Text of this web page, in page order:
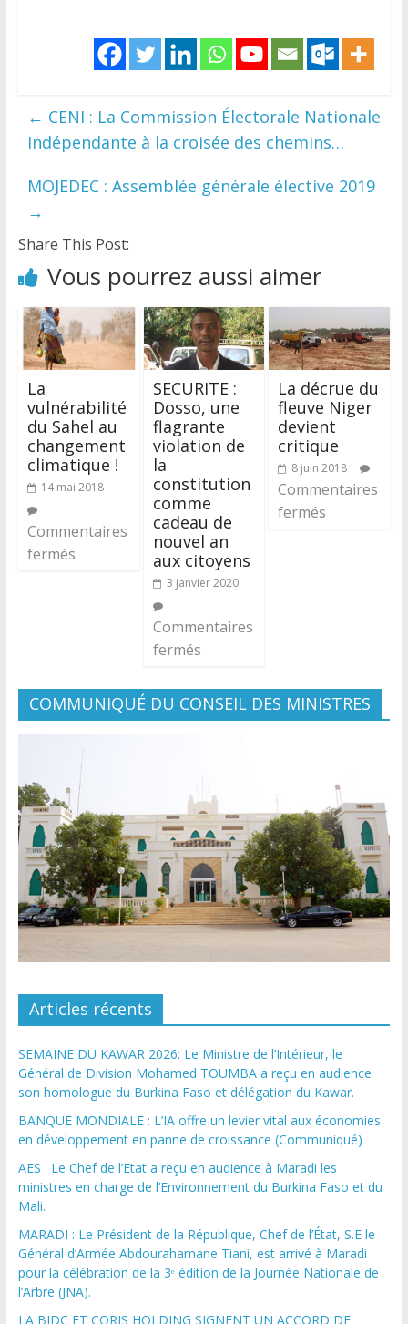
← CENI : La Commission Électorale Nationale
Indépendante à la croisée des chemins…
MOJEDEC : Assemblée générale élective 2019
→
Share This Post:
Vous pourrez aussi aimer
La
vulnérabilité
du Sahel au
changement
climatique !
14 mai 2018
Commentaires
fermés
SECURITE :
Dosso, une
flagrante
violation de
la
constitution
comme
cadeau de
nouvel an
aux citoyens
3 janvier 2020
Commentaires
fermés
La décrue du
fleuve Niger
devient
critique
8 juin 2018
Commentaires
fermés
COMMUNIQUÉ DU CONSEIL DES MINISTRES
Articles récents
SEMAINE DU KAWAR 2026: Le Ministre de l’Intérieur, le
Général de Division Mohamed TOUMBA a reçu en audience
son homologue du Burkina Faso et délégation du Kawar.
BANQUE MONDIALE : L’IA offre un levier vital aux économies
en développement en panne de croissance (Communiqué)
AES : Le Chef de l’Etat a reçu en audience à Maradi les
ministres en charge de l’Environnement du Burkina Faso et du
Mali.
MARADI : Le Président de la République, Chef de l’État, S.E le
Général d’Armée Abdourahamane Tiani, est arrivé à Maradi
pour la célébration de la 3ᵉ édition de la Journée Nationale de
l’Arbre (JNA).
LA BIDC ET CORIS HOLDING SIGNENT UN ACCORD DE